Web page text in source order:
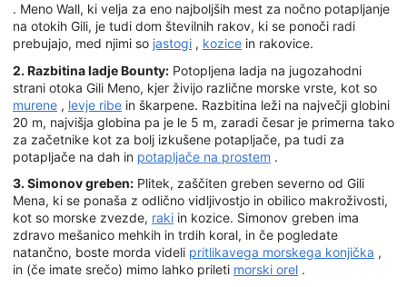
. Meno Wall, ki velja za eno najboljših mest za nočno potapljanje
na otokih Gili, je tudi dom številnih rakov, ki se ponoči radi
prebujajo, med njimi so jastogi , kozice in rakovice.
2. Razbitina ladje Bounty: Potopljena ladja na jugozahodni
strani otoka Gili Meno, kjer živijo različne morske vrste, kot so
murene , levje ribe in škarpene. Razbitina leži na največji globini
20 m, najvišja globina pa je le 5 m, zaradi česar je primerna tako
za začetnike kot za bolj izkušene potapljače, pa tudi za
potapljače na dah in potapljače na prostem .
3. Simonov greben: Plitek, zaščiten greben severno od Gili
Mena, ki se ponaša z odlično vidljivostjo in obilico makroživosti,
kot so morske zvezde, raki in kozice. Simonov greben ima
zdravo mešanico mehkih in trdih koral, in če pogledate
natančno, boste morda videli pritlikavega morskega konjička ,
in (če imate srečo) mimo lahko prileti morski orel .